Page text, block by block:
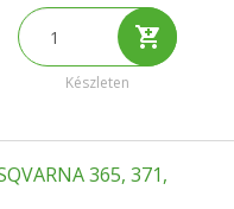
Készleten
365, 371,